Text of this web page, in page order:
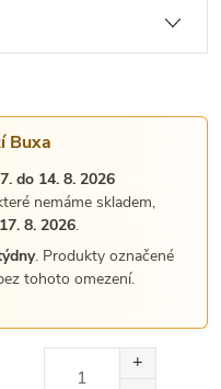
Buxa
do 14. 8. 2026
nemáme skladem,
17. 8. 2026.
. Produkty označené
tohoto omezení.